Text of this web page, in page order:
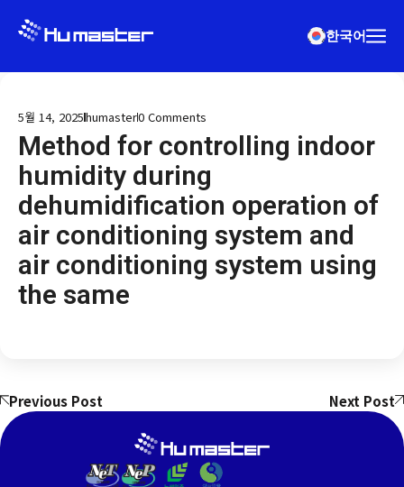
한국어
5월 14, 2025humaster0 Comments
Method for controlling indoor
humidity during
dehumidification operation of
air conditioning system and
air conditioning system using
the same
Previous Post Next Post